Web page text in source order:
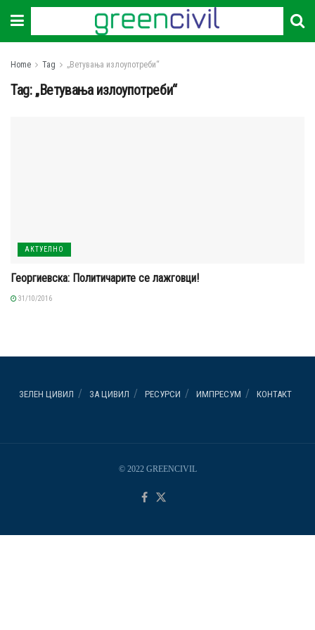
Home Tag „Ветувања излоупотреби“
Tag: „Ветувања излоупотреби“
АКТУЕЛНО
Георгиевска: Политичарите се лажговци!
31/10/2016
ЗЕЛЕН ЦИВИЛ ЗА ЦИВИЛ РЕСУРСИ ИМПРЕСУМ КОНТАКТ
© 2022 GREENCIVIL